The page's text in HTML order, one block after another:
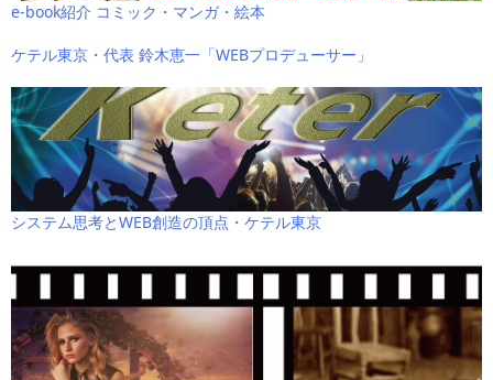
e-book紹介 コミック・マンガ・絵本
ケテル東京・代表 鈴木恵一「WEBプロデューサー」
システム思考とWEB創造の頂点・ケテル東京